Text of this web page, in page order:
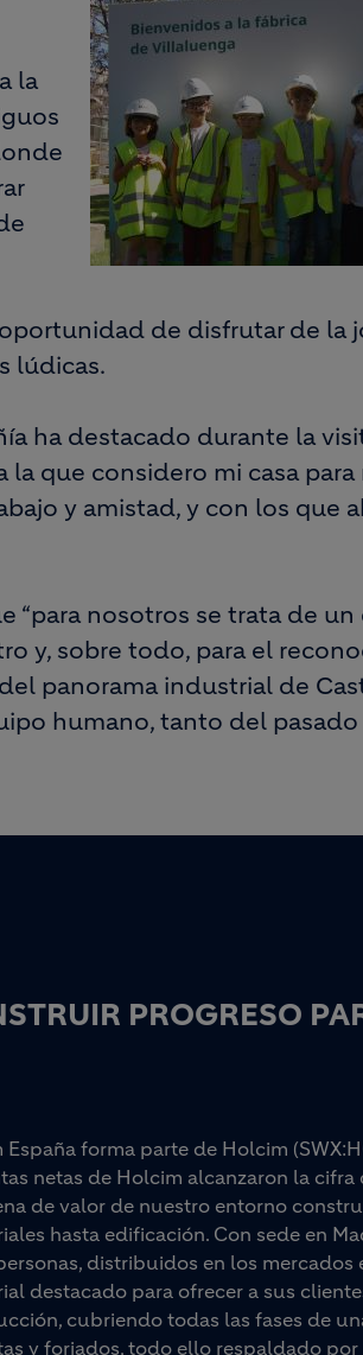
la
de disfrutar de la
lúdicas.
ha destacado durante la
que considero mi casa
y amistad, y con los que
“para nosotros se trata de
y, sobre todo, para el
panorama industrial de
humano, tanto del
PROGRESO
España forma parte de Holcim
netas de Holcim alcanzaron la
de valor de nuestro entorno
hasta edificación. Con sede en
distribuidos en los
destacado para ofrecer a sus
cubriendo todas las fases de
y forjados, todo ello respaldado por